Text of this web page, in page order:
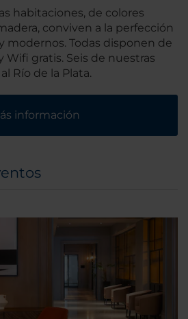
habitaciones, de colores
conviven a la perfección
modernos. Todas disponen de
Wifi gratis. Seis de nuestras
Río de la Plata.
información